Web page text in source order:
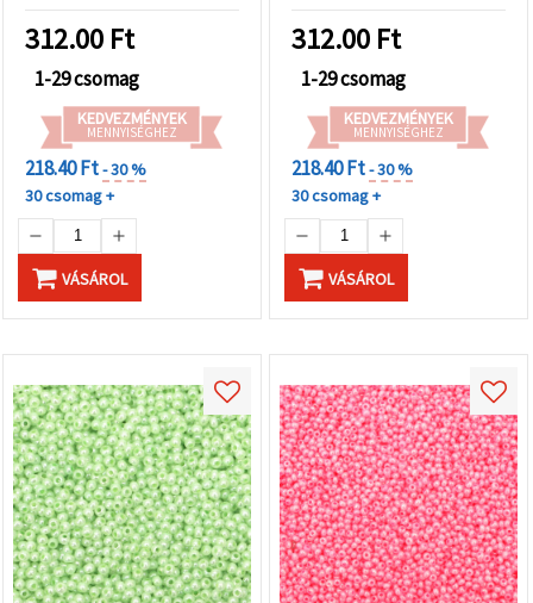
312.00 Ft
1-29 csomag
KEDVEZMÉNYEK
MENNYISÉGHEZ
218.40 Ft- 30 %
30 csomag +
VÁSÁROL
(~2050 db)
312.00 Ft
1-29 csomag
KEDVEZMÉNYEK
MENNYISÉGHEZ
218.40 Ft- 30 %
30 csomag +
VÁSÁROL